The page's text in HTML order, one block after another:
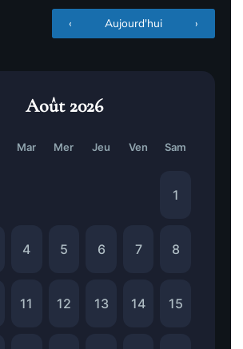
‹ Aujourd'hui ›
Août 2026
Mar Mer Jeu Ven Sam
1
4 5 6 7 8
11 12 13 14 15